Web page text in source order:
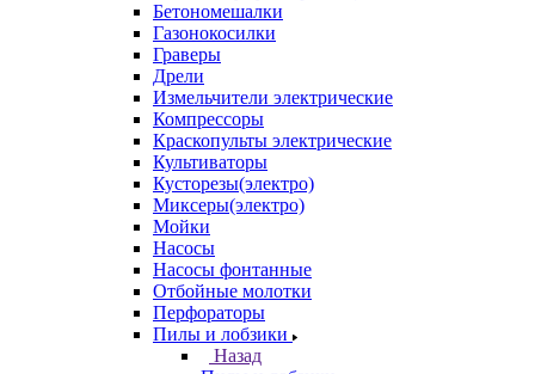
Бетономешалки
Газонокосилки
Граверы
Дрели
Измельчители электрические
Компрессоры
Краскопульты электрические
Культиваторы
Кусторезы(электро)
Миксеры(электро)
Мойки
Насосы
Насосы фонтанные
Отбойные молотки
Перфораторы
Пилы и лобзики
Назад